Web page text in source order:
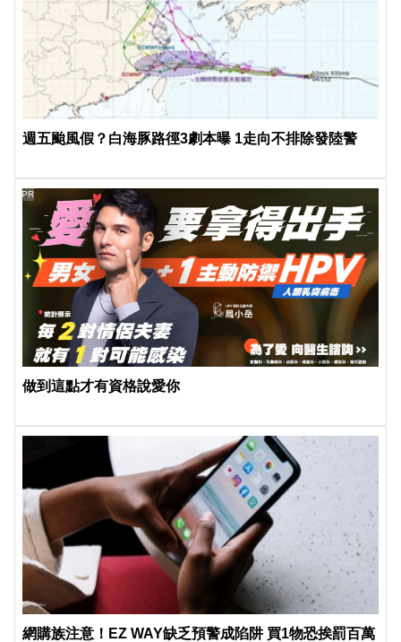
週五颱風假？白海豚路徑3劇本曝 1走向不排除發陸警
做到這點才有資格說愛你
PR
網購族注意！EZ WAY缺乏預警成陷阱 買1物恐挨罰百萬